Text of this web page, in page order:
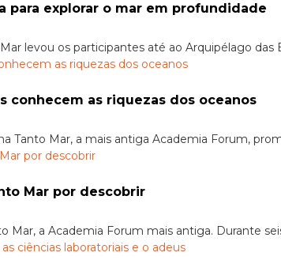
para explorar o mar em profundidade
levou os participantes até ao Arquipélago das
conhecem as riquezas dos oceanos
Tanto Mar, a mais antiga Academia Forum,
Mar por descobrir
Mar, a Academia Forum mais antiga. Durante